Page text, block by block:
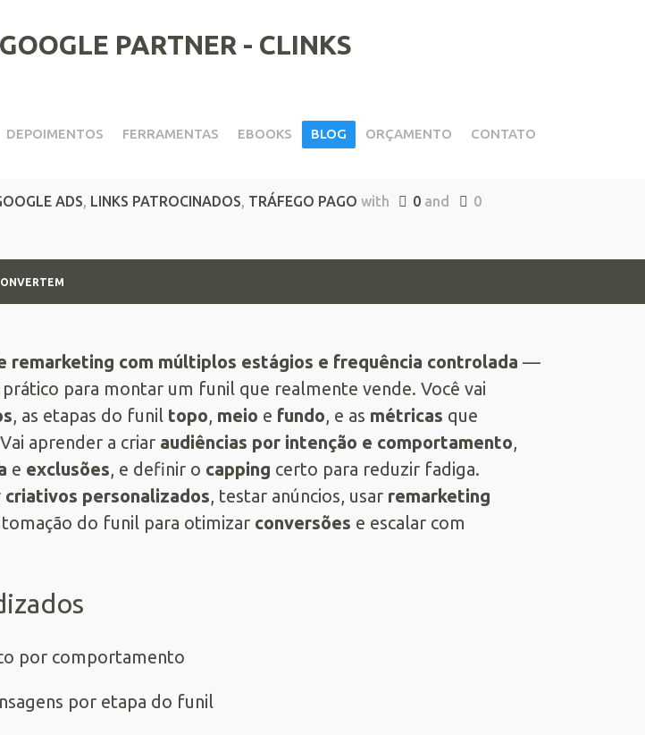
DEPOIMENTOS FERRAMENTAS EBOOKS BLOG ORÇAMENTO CONTATO
que convertem
ADS, LINKS PATROCINADOS, TRÁFEGO PAGO with 0 and 0
remarketing com múltiplos estágios e frequência controlada —
para montar um funil que realmente vende. Você vai
, as etapas do funil topo, meio e fundo, e as métricas que
aprender a criar audiências por intenção e comportamento,
e exclusões, e definir o capping certo para reduzir fadiga.
criativos personalizados, testar anúncios, usar remarketing
do funil para otimizar conversões e escalar com
por comportamento
por etapa do funil